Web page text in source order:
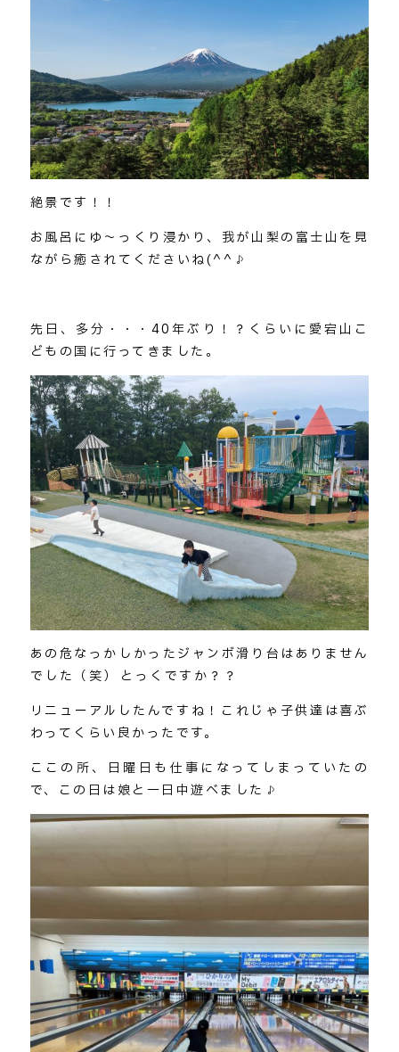
絶景です！！
お風呂にゆ～っくり浸かり、我が山梨の富士山を見
ながら癒されてくださいね(^^♪
先日、多分・・・40年ぶり！？くらいに愛宕山こ
どもの国に行ってきました。
あの危なっかしかったジャンボ滑り台はありません
でした（笑）←とっくですか？？
リニューアルしたんですね！これじゃ子供達は喜ぶ
わってくらい良かったです。
ここの所、日曜日も仕事になってしまっていたの
で、この日は娘と一日中遊べました♪